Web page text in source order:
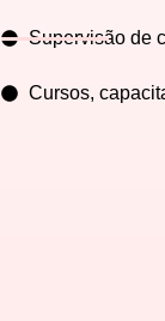
Supervisão de
Cursos,